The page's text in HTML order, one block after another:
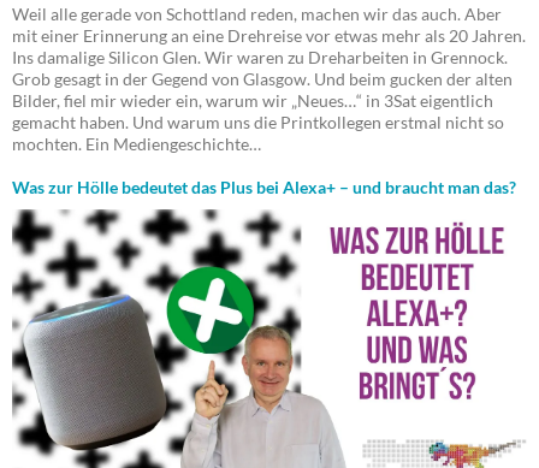
Weil alle gerade von Schottland reden, machen wir das auch. Aber
mit einer Erinnerung an eine Drehreise vor etwas mehr als 20 Jahren.
Ins damalige Silicon Glen. Wir waren zu Dreharbeiten in Grennock.
Grob gesagt in der Gegend von Glasgow. Und beim gucken der alten
Bilder, fiel mir wieder ein, warum wir „Neues…“ in 3Sat eigentlich
gemacht haben. Und warum uns die Printkollegen erstmal nicht so
mochten. Ein Mediengeschichte…
Was zur Hölle bedeutet das Plus bei Alexa+ – und braucht man das?